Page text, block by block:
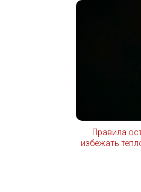
Правила
избежать